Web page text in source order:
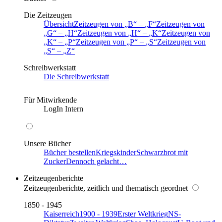
Die Zeitzeugen
ÜbersichtZeitzeugen von B – F Zeitzeugen von
G
– H Zeitzeugen von H – K Zeitzeugen von
K
– P Zeitzeugen von P – S Zeitzeugen von
S
–
Z
Schreibwerkstatt
Die Schreibwerkstatt
Für Mitwirkende
LogIn Intern
Unsere Bücher
Bücher bestellenKriegskinderSchwarzbrot mit
ZuckerDennoch gelacht…
Zeitzeugenberichte
Zeitzeugenberichte, zeitlich und thematisch geordnet
1850 - 1945
Kaiserreich1900 - 1939Erster WeltkriegNS-